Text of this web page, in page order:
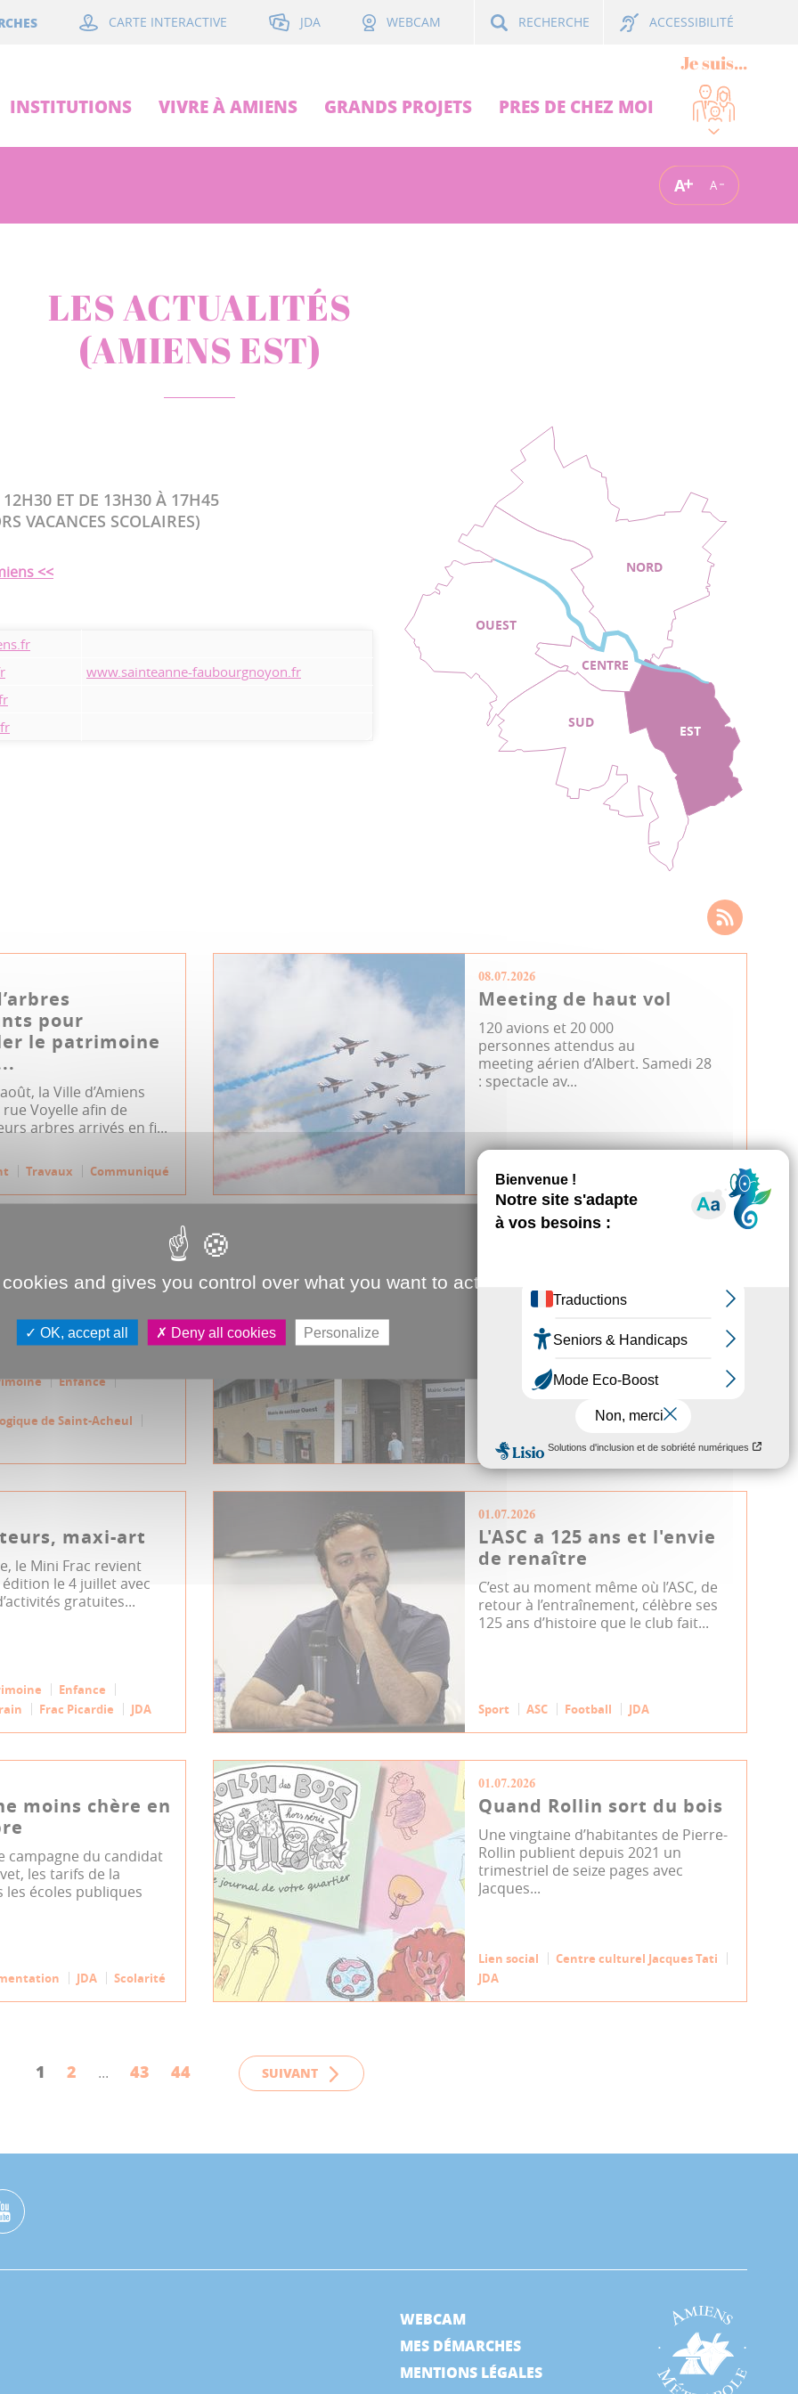
CARTE INTERACTIVE JDA WEBCAM RECHERCHE ACCESSIBILITÉ
INSTITUTIONS VIVRE À AMIENS GRANDS PROJETS PRES DE CHEZ MOI
Je suis...
A A
LES ACTUALITÉS
(AMIENS EST)
ET DE 13H30 À 17H45
VACANCES SCOLAIRES)
<<
www.sainteanne-faubourgnoyon.fr
CENTRE
NORD
OUEST
SUD
EST
pour
le patrimoine
la Ville d’Amiens
Voyelle afin de
arbres arrivés en fi...
Travaux Communiqué
08.07.2026
Meeting de haut vol
120 avions et 20 000
personnes attendus au
meeting aérien d’Albert. Samedi 28
: spectacle av...
Événement JDA
découvertes
100% découverte !
Enfance
de Saint-Acheul
Secteur Nord, Sud, Est,
Ouest les samedis U...
Fermeture exceptionnelle
Mairie de secteur
Service public
maxi-art
le Mini Frac revient
le 4 juillet avec
gratuites...
Enfance
Frac Picardie JDA
01.07.2026
L'ASC a 125 ans et l'envie
de renaître
C’est au moment même où l’ASC, de
retour à l’entraînement, célèbre ses
125 ans d’histoire que le club fait...
Sport ASC Football JDA
moins chère en
campagne du candidat
les tarifs de la
les écoles publiques
JDA Scolarité
01.07.2026
Quand Rollin sort du bois
Une vingtaine d’habitantes de Pierre-
Rollin publient depuis 2021 un
trimestriel de seize pages avec
Jacques...
Lien social
Centre culturel Jacques Tati
JDA
1 2 ... 43 44 SUIVANT
WEBCAM
MES DÉMARCHES
MENTIONS LÉGALES
and gives you control over what you want to activate
OK, accept all Deny all cookies Personalize